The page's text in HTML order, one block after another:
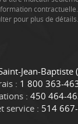
pour plus de détails.
C
o
n
t
C
a
m
i
Jean-Baptiste
: 1 800 363-
: 450 464-
service : 514